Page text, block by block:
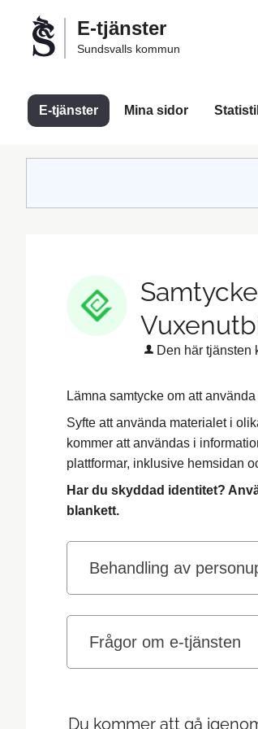
Välkommen
Sundsvalls
tjänster
E-tjänster
Sundsvalls kommun
E-tjänster Mina sidor
Den här tjänsten
Lämna samtycke om att
Syfte att använda materialet i
kommer att användas i
plattformar, inklusive hemsidan
Har du skyddad identitet?
blankett.
Behandling av
Frågor om e-tjänsten
Du kommer att gå